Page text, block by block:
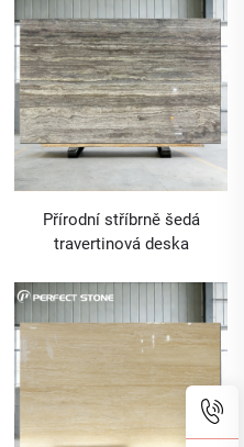
Přírodní stříbrně šedá
travertinová deska